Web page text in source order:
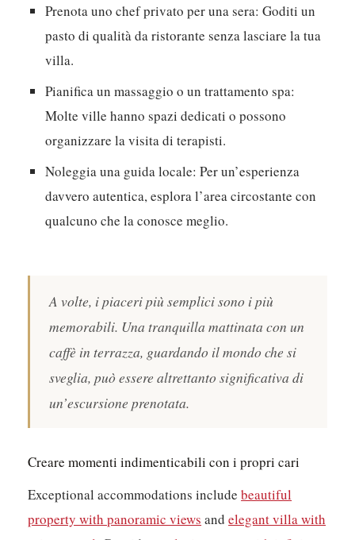
Prenota uno chef privato per una sera: Goditi un
pasto di qualità da ristorante senza lasciare la tua
villa.
Pianifica un massaggio o un trattamento spa:
Molte ville hanno spazi dedicati o possono
organizzare la visita di terapisti.
Noleggia una guida locale: Per un’esperienza
davvero autentica, esplora l’area circostante con
qualcuno che la conosce meglio.
A volte, i piaceri più semplici sono i più
memorabili. Una tranquilla mattinata con un
caffè in terrazza, guardando il mondo che si
sveglia, può essere altrettanto significativa di
un’escursione prenotata.
Creare momenti indimenticabili con i propri cari
Exceptional accommodations includebeautiful
property with panoramic views andelegant villa with